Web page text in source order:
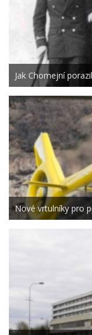
Jak Chomejní
Nové vrtulníky pro